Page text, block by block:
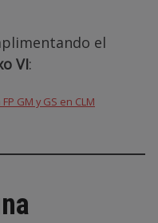
el
VI:
GM y GS en CLM